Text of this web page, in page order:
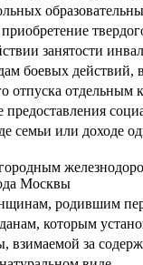
занятости
боевых
отпуска отдельным
семьи или доходе
Москвы
родившим
которым
взимаемой за